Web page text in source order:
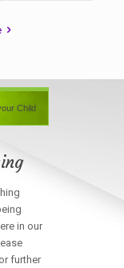
Child
in our
further